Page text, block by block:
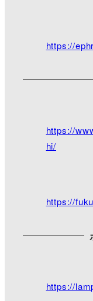
車場奥
https://
https://
https://
hi/
https://
https://